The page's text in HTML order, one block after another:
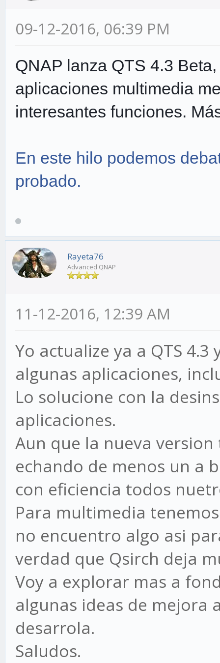
09-12-2016, 06:39 PM
QNAP lanza QTS 4.3
aplicaciones multimedia
interesantes funciones.
En este hilo podemos
probado.
Rayeta76
Advanced QNAP
11-12-2016, 12:39 AM
Yo actualize ya a QTS
algunas aplicaciones,
Lo solucione con la
aplicaciones.
Aun que la nueva
echando de menos un a
con eficiencia todos
Para multimedia
no encuentro algo asi
verdad que Qsirch deja
Voy a explorar mas a
algunas ideas de mejora
desarrola.
Saludos.